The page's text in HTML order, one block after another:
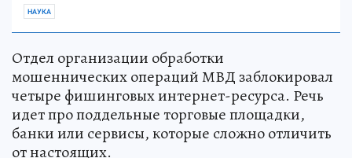
НАУКА
Отдел организации обработки
мошеннических операций МВД заблокировал
четыре фишинговых интернет-ресурса. Речь
идет про поддельные торговые площадки,
банки или сервисы, которые сложно отличить
от настоящих.